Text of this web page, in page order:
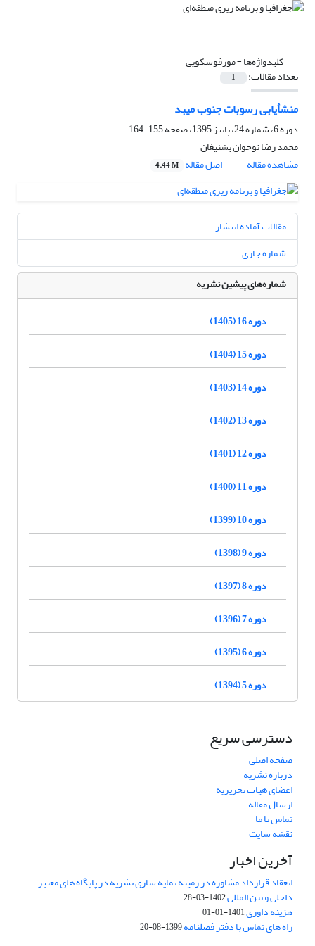
کلیدواژه‌ها =مورفوسکوپی
تعداد مقالات: 1
منشأیابی رسوبات جنوب میبد
دوره 6، شماره 24، پاییز 1395، صفحه
155-164
محمد رضا نوجوان بشنیغان
مشاهده مقاله
اصل مقاله 4.44 M
مقالات آماده انتشار
شماره جاری
شماره‌های پیشین نشریه
دوره 16 (1405)
دوره 15 (1404)
دوره 14 (1403)
دوره 13 (1402)
دوره 12 (1401)
دوره 11 (1400)
دوره 10 (1399)
دوره 9 (1398)
دوره 8 (1397)
دوره 7 (1396)
دوره 6 (1395)
دوره 5 (1394)
دسترسی سریع
صفحه اصلی
درباره نشریه
اعضای هیات تحریریه
ارسال مقاله
تماس با ما
نقشه سایت
آخرین اخبار
انعقاد قرارداد مشاوره در زمینه نمایه سازی نشریه در پایگاه های معتبر
داخلی و بین المللی1402-03-28
هزینه داوری1401-01-01
راه های تماس با دفتر فصلنامه1399-08-20